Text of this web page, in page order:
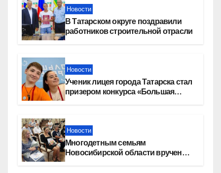
Новости
В Татарском округе поздравили
работников строительной отрасли
Новости
Ученик лицея города Татарска стал
призером конкурса «Большая
Новости
Многодетным семьям
Новосибирской области вручены